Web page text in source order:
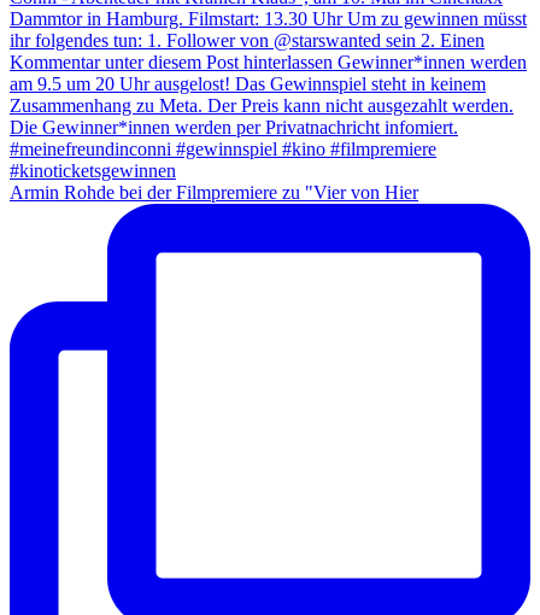
Armin Rohde bei der Filmpremiere zu "Vier von Hier